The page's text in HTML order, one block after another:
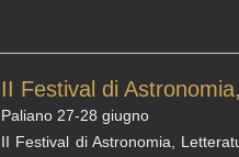
II Festival di
Paliano 27-28 giugno
II Festival di Astronomia,